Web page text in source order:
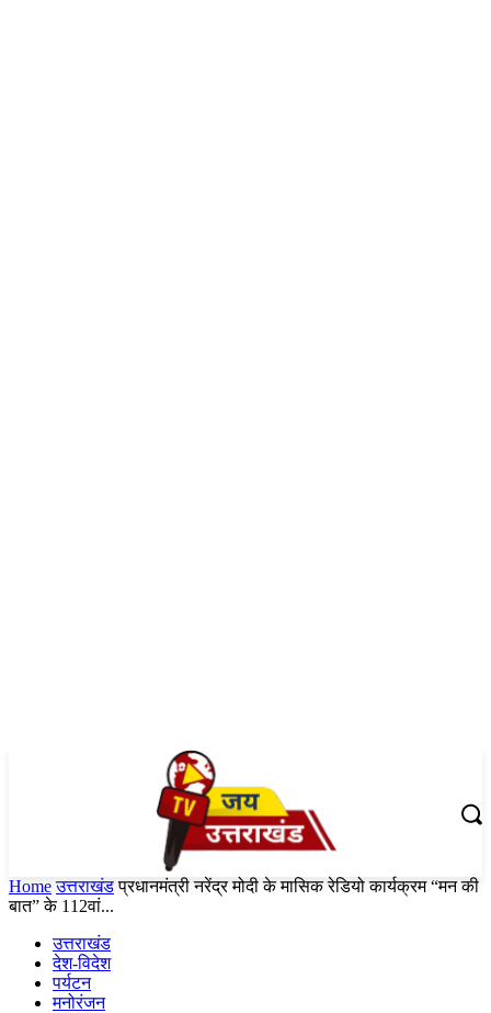
Home उत्तराखंड प्रधानमंत्री नरेंद्र मोदी के मासिक रेडियो कार्यक्रम “मन की
बात” के 112वां...
उत्तराखंड
देश-विदेश
पर्यटन
मनोरंजन